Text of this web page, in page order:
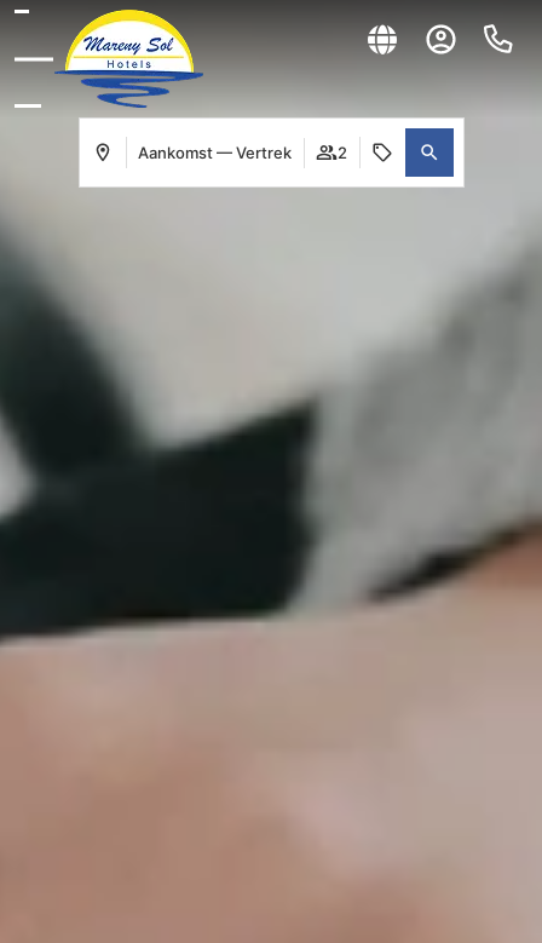
Aankomst — Vertrek 2